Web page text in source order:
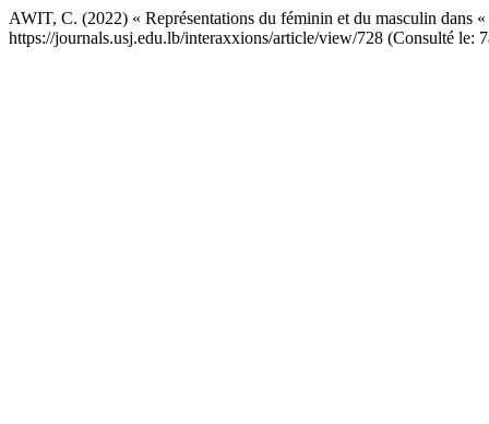
AWIT, C. (2022) « Représentations du féminin et du masculin dans
https://journals.usj.edu.lb/interaxxions/article/view/728 (Consulté le: